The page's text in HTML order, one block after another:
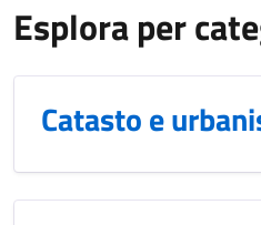
Esplora per
Catasto e